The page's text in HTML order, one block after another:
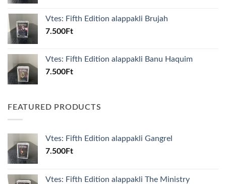
Vtes: Fifth Edition alappakli Brujah
7.500Ft
Vtes: Fifth Edition alappakli Banu Haquim
7.500Ft
FEATURED PRODUCTS
Vtes: Fifth Edition alappakli Gangrel
7.500Ft
Vtes: Fifth Edition alappakli The Ministry